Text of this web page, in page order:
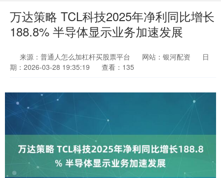
万达策略 TCL科技2025年净利同比增长
188.8% 半导体显示业务加速发展
来源：普通人怎么加杠杆买股票平台 网站：银河配资
日
期：2026-03-28 19:35:19
查看：135